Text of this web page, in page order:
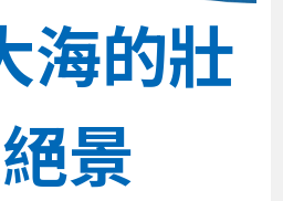
海的壯
景